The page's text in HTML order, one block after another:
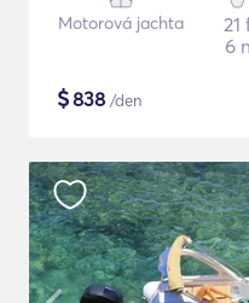
Motorová jachta
21
6
$838 /den